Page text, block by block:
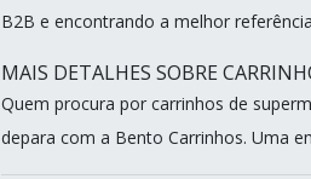
B2B e encontrando a melhor
MAIS DETALHES SOBRE
Quem procura por carrinhos de
depara com a Bento Carrinhos. Uma